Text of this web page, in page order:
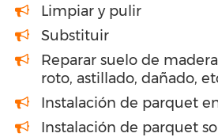
Limpiar y pulir
Substituir
Reparar suelo de
roto, astillado, dañado,
Instalación de parquet
Instalación de parquet